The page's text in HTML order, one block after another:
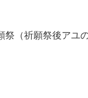
（祈願祭後アユの